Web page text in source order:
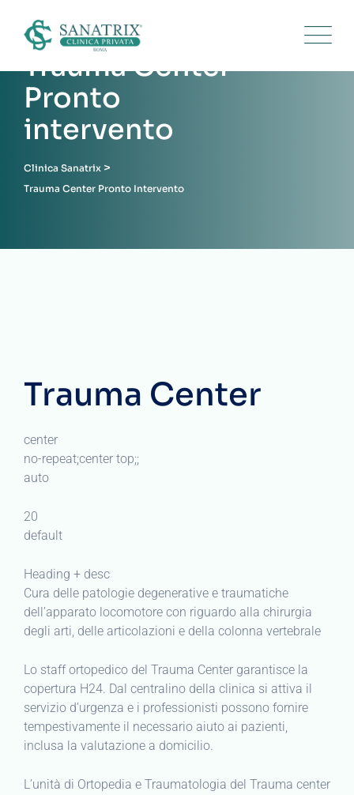
content
Trauma Center
Pronto
intervento
Clinica Sanatrix >
Trauma Center Pronto Intervento
Trauma Center
center
no-repeat;center top;;
auto
20
default
Heading + desc
Cura delle patologie degenerative e traumatiche
dell’apparato locomotore con riguardo alla chirurgia
degli arti, delle articolazioni e della colonna vertebrale
Lo staff ortopedico del Trauma Center garantisce la
copertura H24. Dal centralino della clinica si attiva il
servizio d’urgenza e i professionisti possono fornire
tempestivamente il necessario aiuto ai pazienti,
inclusa la valutazione a domicilio.
L’unità di Ortopedia e Traumatologia del Trauma center